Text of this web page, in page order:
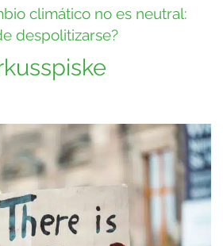
climático no es neutral:
despolitizarse?